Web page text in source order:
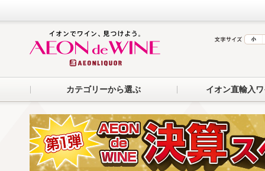
カテゴリーから選ぶ イオン直輸入